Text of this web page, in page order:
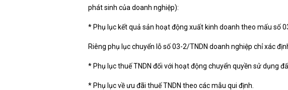
phát sinh của doanh nghiệp):
* Phụ lục kết quả sản hoạt động xuất kinh doanh theo mấu số
Riêng phụ lục chuyển lỗ số 03-2/TNDN doanh nghiệp chỉ xác
* Phụ lục thuế TNDN đối với hoạt động chuyển quyền sử dụng
* Phụ lục về ưu đãi thuế TNDN theo các mẫu qui định.